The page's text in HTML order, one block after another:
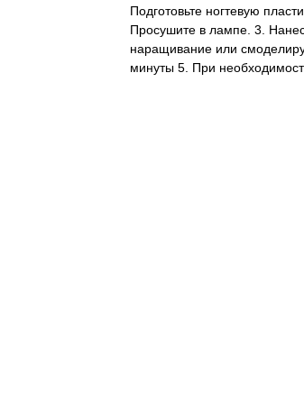
Подготовьте ногтевую
Просушите в лампе. 3.
наращивание или
минуты 5. При